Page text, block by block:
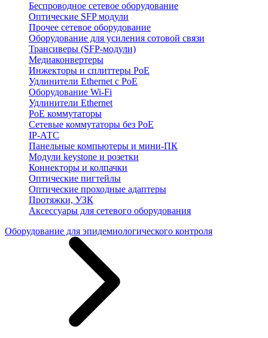
Беспроводное сетевое оборудование
Оптические SFP модули
Прочее сетевое оборудование
Оборудование для усиления сотовой связи
Трансиверы (SFP-модули)
Медиаконвертеры
Инжекторы и сплиттеры PoE
Удлинители Ethernet с PoE
Оборудование Wi-Fi
Удлинители Ethernet
PoE коммутаторы
Сетевые коммутаторы без PoE
IP-АТС
Панельные компьютеры и мини-ПК
Модули keystone и розетки
Коннекторы и колпачки
Оптические пигтейлы
Оптические проходные адаптеры
Протяжки, УЗК
Аксессуары для сетевого оборудования
Оборудование для эпидемиологического контроля